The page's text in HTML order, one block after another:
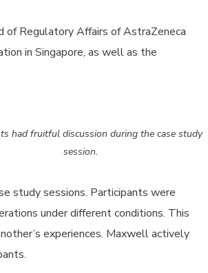
of Regulatory Affairs of AstraZeneca
in Singapore, as well as the
had fruitful discussion during the case study
session.
study sessions. Participants were
under different conditions. This
experiences. Maxwell actively